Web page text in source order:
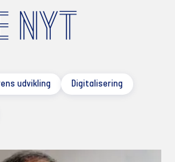
NYT
udvikling Digitalisering